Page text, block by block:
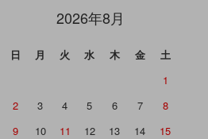
2026年8月
日 月 火 水 木 金
土
1
2
3 4 5 6 7
8
9
10 11 12 13 14
15